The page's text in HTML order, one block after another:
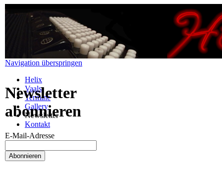
Navigation überspringen
Helix
Vaals
Termine
Gallery
Newsletter
Kontakt
Newsletter
abonnieren
E-Mail-Adresse